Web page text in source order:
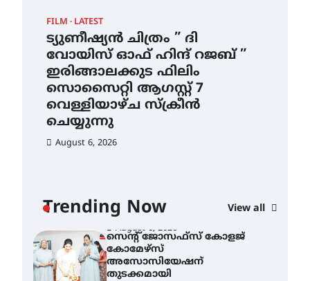
FILM LATEST
ട്യുണീഷ്യൻ ചിത്രം ” ദി
വോയിസ് ഓഫ് ഹിന്ദ് റജബ് ”
ഇരിങ്ങാലക്കുട ഫിലിം
സൊസൈറ്റി ആഗസ്റ്റ് 7
വെള്ളിയാഴ്ച സ്‌ക്രീൻ
ചെയ്യുന്നു
August 6, 2026
Trending Now View all
4.4 മില്ലി മീറ്റർ മഴ ലഭിച്ചു
August 6, 2026
ഐ.ഐ.ടി മദ്രാസ്സിൽ നിന്നും
ഡോക്ടറേറ്റ് – ഇരിങ്ങാലക്കുട
സ്വദേശി ആതിര എം കെ
യുടെ നേട്ടം പ്രതിസന്ധികളോട്
പൊരുതി
August 5, 2026
ട്യുണീഷ്യൻ ചിത്രം ” ദി
ചെയ്യുന്നു
August 6, 2026
സെന്റ് ജോസഫ്സ് കോളജ്
കോമേഴ്‌സ്
അസോസിയേഷന്
തുടക്കമായി